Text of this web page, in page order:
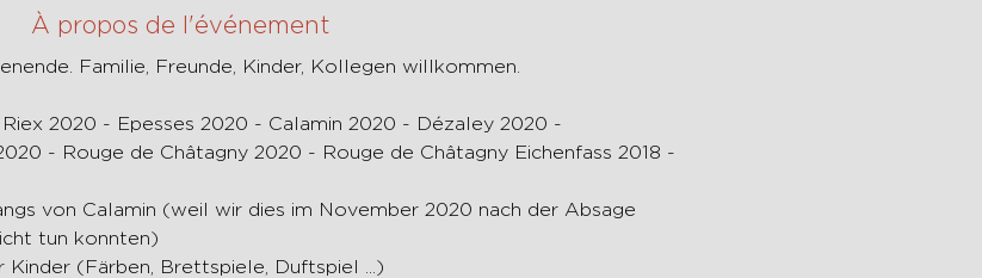
À propos de l'événement
Familie, Freunde, Kinder, Kollegen willkommen.
- Rouge de Châtagny 2020 - Rouge de Châtagny Eichenfass 2018 -
tun konnten)
Kinder (Färben, Brettspiele, Duftspiel ...)